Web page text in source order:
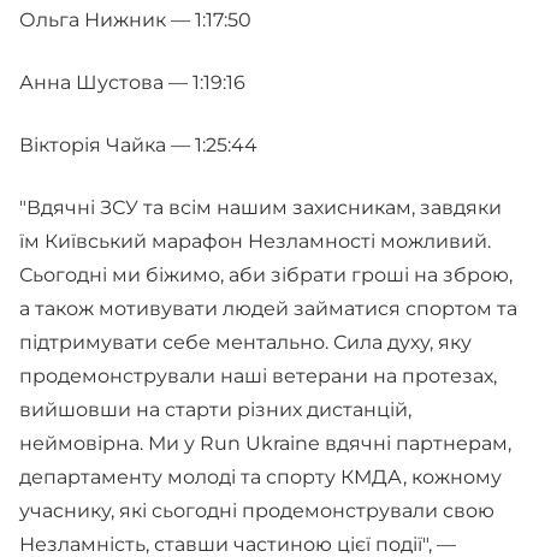
Ольга Нижник — 1:17:50
Анна Шустова — 1:19:16
Вікторія Чайка — 1:25:44
"Вдячні ЗСУ та всім нашим захисникам, завдяки
їм Київський марафон Незламності можливий.
Сьогодні ми біжимо, аби зібрати гроші на зброю,
а також мотивувати людей займатися спортом та
підтримувати себе ментально. Сила духу, яку
продемонстрували наші ветерани на протезах,
вийшовши на старти різних дистанцій,
неймовірна. Ми у Run Ukraine вдячні партнерам,
департаменту молоді та спорту КМДА, кожному
учаснику, які сьогодні продемонстрували свою
Незламність, ставши частиною цієї події", —